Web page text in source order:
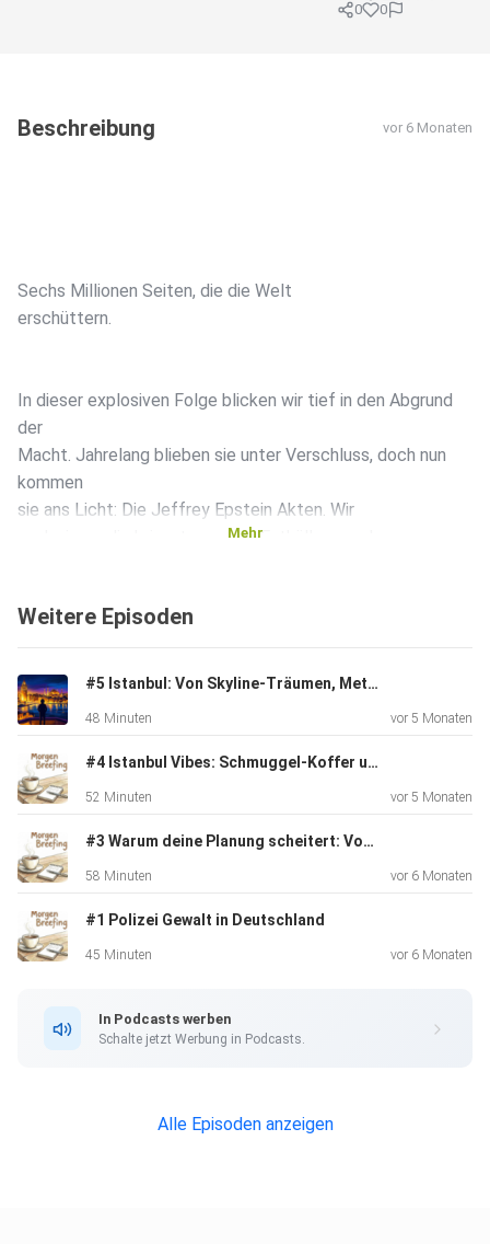
0
0
Beschreibung vor 6 Monaten
Sechs Millionen Seiten, die die Welt
erschüttern.
In dieser explosiven Folge blicken wir tief in den Abgrund
der
Macht. Jahrelang blieben sie unter Verschluss, doch nun
kommen
sie ans Licht: Die Jeffrey Epstein Akten. Wir
analysieren die brisanten neuen Enthüllungen des
Trump,
wirklich
spielten.
Doch wir gehen einen entscheidenden Schritt weiter und
die Frage, die bisher kaum jemand beantwortet hat: Was
hat Deutschland damit zu tun?
Mehr
Weitere Episoden
#5 Istanbul: Von Skyline-Träumen, Metro-Chaos und der Masche mit dem Schuhputzer
48 Minuten vor 5 Monaten
#4 Istanbul Vibes: Schmuggel-Koffer und Verkehrschaos
52 Minuten vor 5 Monaten
#3 Warum deine Planung scheitert: Von Entscheidungs-Matrixen und echten Fehlern
58 Minuten vor 6 Monaten
#1 Polizei Gewalt in Deutschland
45 Minuten vor 6 Monaten
In Podcasts werben
Schalte jetzt Werbung in Podcasts.
Alle Episoden anzeigen